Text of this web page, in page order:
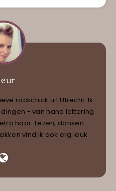
rockchick uit Utrecht. Ik
- van hand lettering
haar. Lezen, dansen
vind ik ook erg leuk.